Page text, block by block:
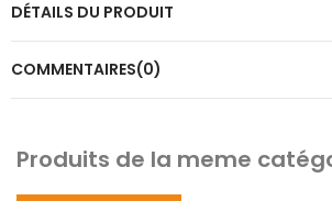
DÉTAILS DU PRODUIT
COMMENTAIRES(0)
Produits de la meme